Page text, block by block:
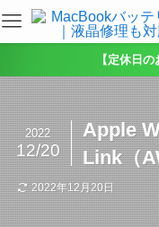
【定休日
Apple
Link（
2022
12/20
2022年12月20日